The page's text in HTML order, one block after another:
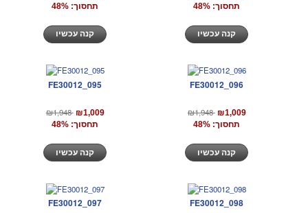
תחסוך: 48%
תחסוך: 48%
FE30012_095
₪1,948 ₪1,009
תחסוך: 48%
FE30012_096
₪1,948 ₪1,009
תחסוך: 48%
FE30012_097 FE30012_098